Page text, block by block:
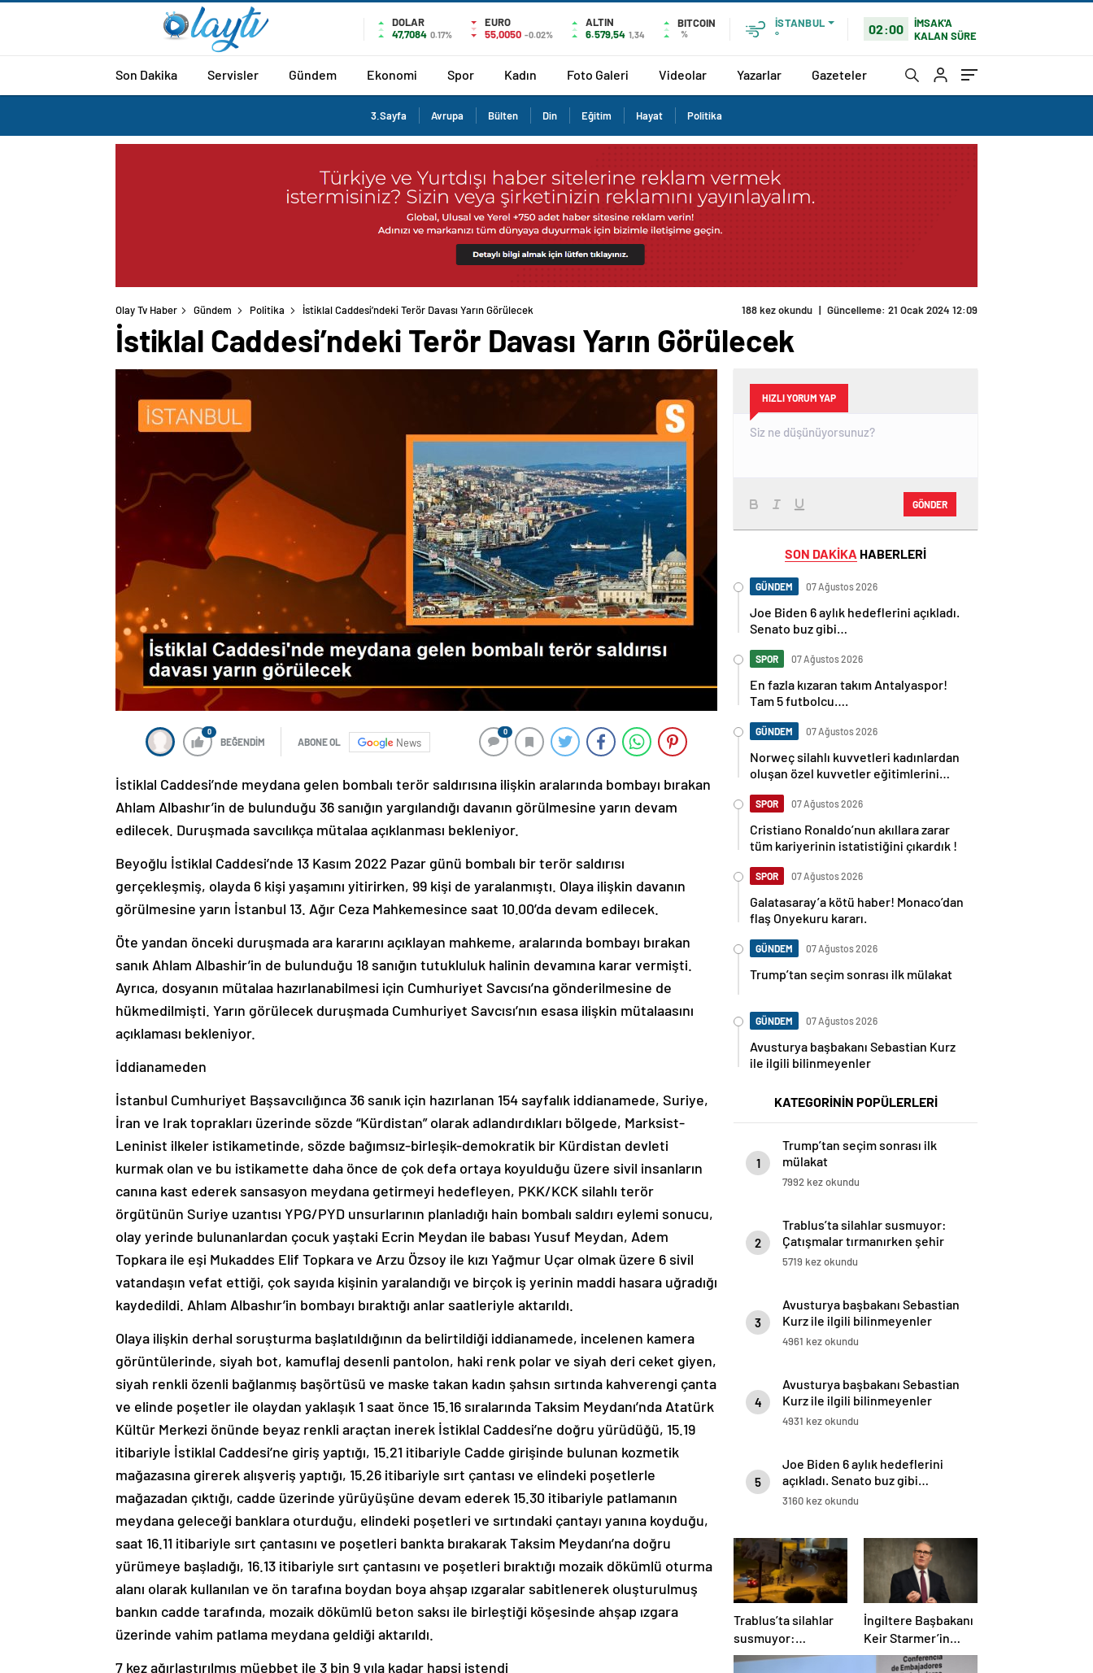
DOLAR
47,7084 0.17%
EURO
55,0050 -0.02%
ALTIN
6.579,54 1,34
BITCOIN
%
İSTANBUL
°
02:00
İMSAK'A
KALAN SÜRE
Son Dakika Servisler Gündem Ekonomi Spor Kadın Foto Galeri Videolar Yazarlar Gazeteler
3.Sayfa Avrupa Bülten Din Eğitim Hayat Politika
Olay Tv Haber Gündem Politika İstiklal Caddesi’ndeki Terör Davası Yarın Görülecek 188 kez okundu | Güncelleme: 21 Ocak 2024 12:09
İstiklal Caddesi’ndeki Terör Davası Yarın Görülecek
0
BEĞENDİM ABONE OL News
0
İstiklal Caddesi’nde meydana gelen bombalı terör saldırısına ilişkin aralarında bombayı bırakan
Ahlam Albashır’in de bulunduğu 36 sanığın yargılandığı davanın görülmesine yarın devam
edilecek. Duruşmada savcılıkça mütalaa açıklanması bekleniyor.
Beyoğlu İstiklal Caddesi’nde 13 Kasım 2022 Pazar günü bombalı bir terör saldırısı
gerçekleşmiş, olayda 6 kişi yaşamını yitirirken, 99 kişi de yaralanmıştı. Olaya ilişkin davanın
görülmesine yarın İstanbul 13. Ağır Ceza Mahkemesince saat 10.00’da devam edilecek.
Öte yandan önceki duruşmada ara kararını açıklayan mahkeme, aralarında bombayı bırakan
sanık Ahlam Albashir’in de bulunduğu 18 sanığın tutukluluk halinin devamına karar vermişti.
Ayrıca, dosyanın mütalaa hazırlanabilmesi için Cumhuriyet Savcısı’na gönderilmesine de
hükmedilmişti. Yarın görülecek duruşmada Cumhuriyet Savcısı’nın esasa ilişkin mütalaasını
açıklaması bekleniyor.
İddianameden
İstanbul Cumhuriyet Başsavcılığınca 36 sanık için hazırlanan 154 sayfalık iddianamede, Suriye,
İran ve Irak toprakları üzerinde sözde “Kürdistan” olarak adlandırdıkları bölgede, Marksist-
Leninist ilkeler istikametinde, sözde bağımsız-birleşik-demokratik bir Kürdistan devleti
kurmak olan ve bu istikamette daha önce de çok defa ortaya koyulduğu üzere sivil insanların
canına kast ederek sansasyon meydana getirmeyi hedefleyen, PKK/KCK silahlı terör
örgütünün Suriye uzantısı YPG/PYD unsurlarının planladığı hain bombalı saldırı eylemi sonucu,
olay yerinde bulunanlardan çocuk yaştaki Ecrin Meydan ile babası Yusuf Meydan, Adem
Topkara ile eşi Mukaddes Elif Topkara ve Arzu Özsoy ile kızı Yağmur Uçar olmak üzere 6 sivil
vatandaşın vefat ettiği, çok sayıda kişinin yaralandığı ve birçok iş yerinin maddi hasara uğradığı
kaydedildi. Ahlam Albashır’in bombayı bıraktığı anlar saatleriyle aktarıldı.
Olaya ilişkin derhal soruşturma başlatıldığının da belirtildiği iddianamede, incelenen kamera
görüntülerinde, siyah bot, kamuflaj desenli pantolon, haki renk polar ve siyah deri ceket giyen,
siyah renkli özenli bağlanmış başörtüsü ve maske takan kadın şahsın sırtında kahverengi çanta
ve elinde poşetler ile olaydan yaklaşık 1 saat önce 15.16 sıralarında Taksim Meydanı’nda Atatürk
Kültür Merkezi önünde beyaz renkli araçtan inerek İstiklal Caddesi’ne doğru yürüdüğü, 15.19
itibariyle İstiklal Caddesi’ne giriş yaptığı, 15.21 itibariyle Cadde girişinde bulunan kozmetik
mağazasına girerek alışveriş yaptığı, 15.26 itibariyle sırt çantası ve elindeki poşetlerle
mağazadan çıktığı, cadde üzerinde yürüyüşüne devam ederek 15.30 itibariyle patlamanın
meydana geleceği banklara oturduğu, elindeki poşetleri ve sırtındaki çantayı yanına koyduğu,
saat 16.11 itibariyle sırt çantasını ve poşetleri bankta bırakarak Taksim Meydanı’na doğru
yürümeye başladığı, 16.13 itibariyle sırt çantasını ve poşetleri bıraktığı mozaik dökümlü oturma
alanı olarak kullanılan ve ön tarafına boydan boya ahşap ızgaralar sabitlenerek oluşturulmuş
bankın cadde tarafında, mozaik dökümlü beton saksı ile birleştiği köşesinde ahşap ızgara
üzerinde vahim patlama meydana geldiği aktarıldı.
7 kez ağırlaştırılmış müebbet ile 3 bin 9 yıla kadar hapsi istendi
HIZLI YORUM YAP
GÖNDER
SON DAKİKA HABERLERİ
GÜNDEM 07 Ağustos 2026
Joe Biden 6 aylık hedeflerini açıkladı.
Senato buz gibi…
SPOR 07 Ağustos 2026
En fazla kızaran takım Antalyaspor!
Tam 5 futbolcu….
GÜNDEM 07 Ağustos 2026
Norweç silahlı kuvvetleri kadınlardan
oluşan özel kuvvetler eğitimlerini
SPOR 07 Ağustos 2026
Cristiano Ronaldo’nun akıllara zarar
tüm kariyerinin istatistiğini çıkardık !
SPOR 07 Ağustos 2026
Galatasaray’a kötü haber! Monaco’dan
flaş Onyekuru kararı.
GÜNDEM 07 Ağustos 2026
Trump’tan seçim sonrası ilk mülakat
GÜNDEM 07 Ağustos 2026
Avusturya başbakanı Sebastian Kurz
ile ilgili bilinmeyenler
KATEGORİNİN POPÜLERLERİ
1
Trump’tan seçim sonrası ilk
mülakat
7992 kez okundu
2
Trablus’ta silahlar susmuyor:
Çatışmalar tırmanırken şehir
alarmda
5719 kez okundu
3
Avusturya başbakanı Sebastian
Kurz ile ilgili bilinmeyenler
4961 kez okundu
4
Avusturya başbakanı Sebastian
Kurz ile ilgili bilinmeyenler
4931 kez okundu
5
Joe Biden 6 aylık hedeflerini
açıkladı. Senato buz gibi…
3160 kez okundu
Trablus’ta silahlar
susmuyor:
Çatışmalar
İngiltere Başbakanı
Keir Starmer’in
evinde yangın çıktı